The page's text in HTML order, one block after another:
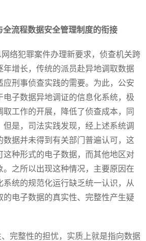
全流程数据安全管理制度的衔接
络犯罪案件办理新要求，侦查机关跨
年增长，传统的派员赴异地调取数据
应刑事侦查实践的需要。为此，公安
电子数据异地调证的信息化系统，极
工作的开展，降低了侦查成本，同
但是，司法实践发现，经上述系统调
数据并未得到有关部门普遍认可，这
这种形式的电子数据，而其他地区对
。之所以出现这种情况，主要原因在
系统的规范化运行缺乏统一认识，从
的电子数据的真实性、完整性产生疑
完整性的担忧，实质上就是指向数据